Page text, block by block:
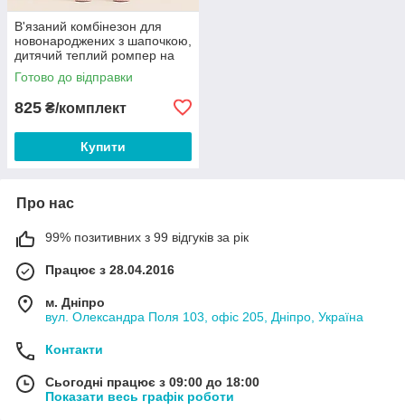
В'язаний комбінезон для
новонароджених з шапочкою,
дитячий теплий ромпер на
гудзиках
Готово до відправки
825 ₴/комплект
Купити
Про нас
99% позитивних з 99 відгуків за рік
Працює з 28.04.2016
м. Дніпро
вул. Олександра Поля 103, офіс 205, Дніпро, Україна
Контакти
Сьогодні працює з 09:00 до 18:00
Показати весь графік роботи